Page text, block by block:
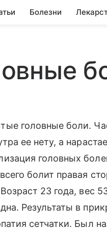
Болезни
головные боли.
ее нету, а
головных
болит правая
23 года, вес
Результаты в
сетчатки. Был